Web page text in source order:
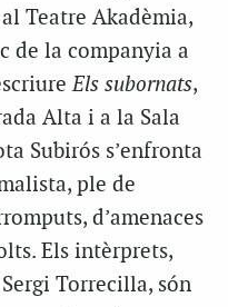
Teatre Akadèmia,
de la companyia a
Els subornats,
Alta i a la Sala
Subirós s’enfronta
ple de
d’amenaces
Els intèrprets,
Torrecilla, són